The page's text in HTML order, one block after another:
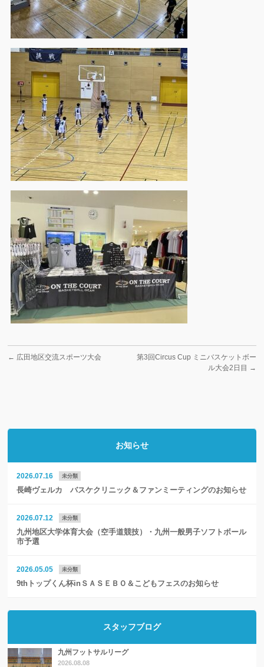
← 広田地区交流スポーツ大会
第3回Circus Cup ミニバスケットボー
ル大会2日目 →
お知らせ
2026.07.16 未分類
長崎ヴェルカ バスケクリニック＆ファンミーティングのお知らせ
2026.07.12 未分類
九州地区大学体育大会（空手道競技）・九州一般男子ソフトボール
市予選
2026.05.05 未分類
9thトップくん杯inＳＡＳＥＢＯ＆こどもフェスのお知らせ
スタッフブログ
九州フットサルリーグ
2026.08.08